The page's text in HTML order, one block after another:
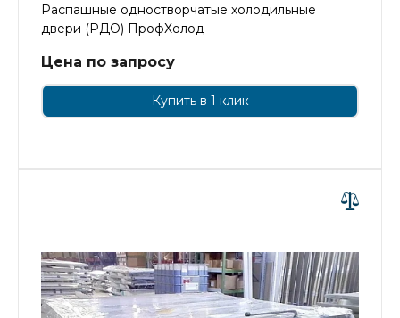
Распашные одностворчатые холодильные
двери (РДО) ПрофХолод
Цена по запросу
Купить в 1 клик